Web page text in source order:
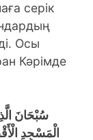
серік
Осы
Кәрімде
سُبْحَانَ
الْمَسْجِدِ